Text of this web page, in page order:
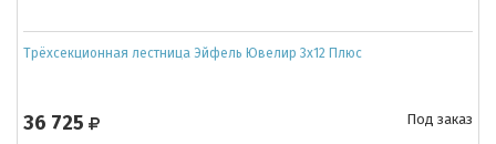
Трёхсекционная лестница Эйфель Ювелир 3х12 Плюс
36 725 Под заказ